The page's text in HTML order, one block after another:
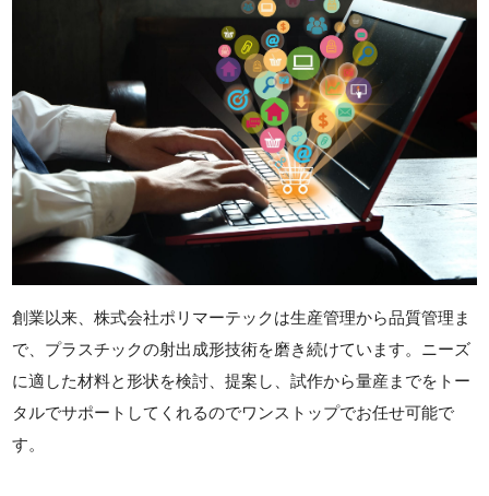
創業以来、株式会社ポリマーテックは生産管理から品質管理ま
で、プラスチックの射出成形技術を磨き続けています。ニーズ
に適した材料と形状を検討、提案し、試作から量産までをトー
タルでサポートしてくれるのでワンストップでお任せ可能で
す。